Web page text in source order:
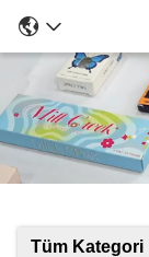
Tüm Kategori